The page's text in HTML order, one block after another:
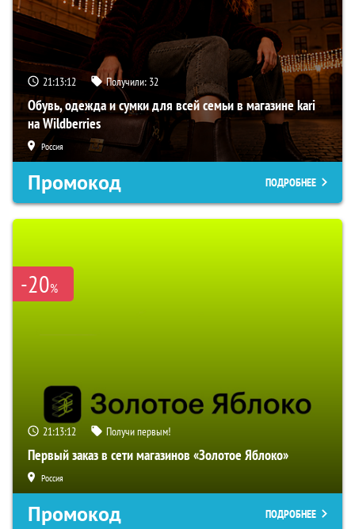
21:13:10 Получили: 32
Обувь, одежда и сумки для всей семьи в магазине kari
на Wildberries
Россия
Промокод ПОДРОБНЕЕ
-20%
21:13:10 Получи первым!
Первый заказ в сети магазинов «Золотое Яблоко»
Россия
Промокод ПОДРОБНЕЕ